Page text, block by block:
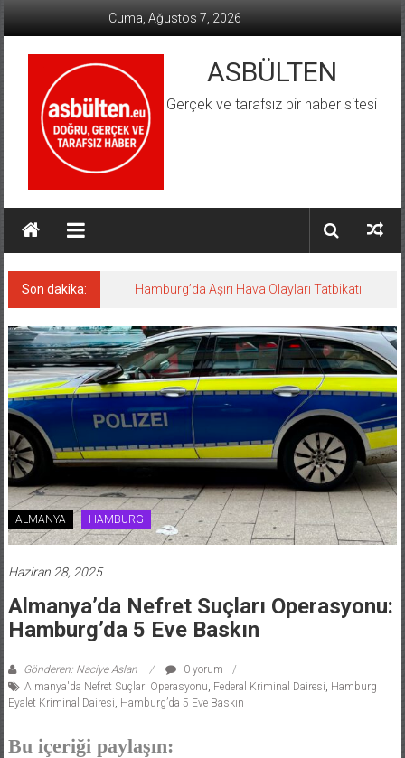
Cuma, Ağustos 7, 2026
ASBÜLTEN
Gerçek ve tarafsız bir haber sitesi
Son dakika: Hamburg’da Aşırı Hava Olayları Tatbikatı
ALMANYA HAMBURG
Haziran 28, 2025
Almanya’da Nefret Suçları Operasyonu:
Hamburg’da 5 Eve Baskın
Gönderen: Naciye Aslan
0 yorum
Almanya'da Nefret Suçları Operasyonu Federal Kriminal Dairesi Hamburg
Eyalet Kriminal Dairesi Hamburg’da 5 Eve Baskın
Bu içeriği paylaşın: